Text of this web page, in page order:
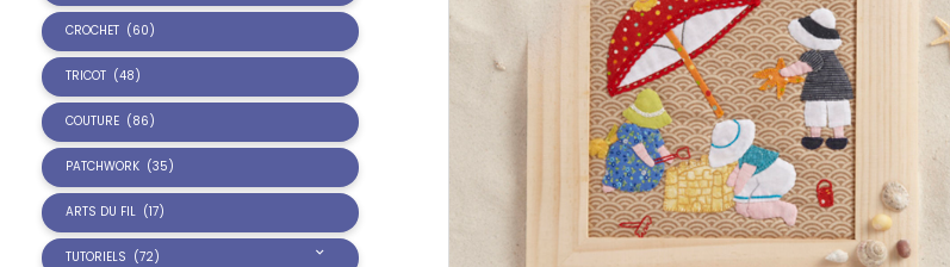
CROCHET (60)
TRICOT (48)
COUTURE (86)
PATCHWORK (35)
ARTS DU FIL (17)
TUTORIELS (72)